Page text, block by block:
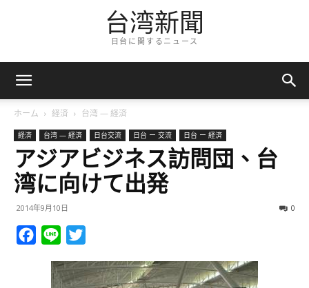
台湾新聞
日台に関するニュース
ホーム 経済 台湾 — 経済
経済 台湾 — 経済 日台交流 日台 ー 交流 日台 ー 経済
アジアビジネス訪問団、台
湾に向けて出発
2014年9月10日 0
Facebook
Line